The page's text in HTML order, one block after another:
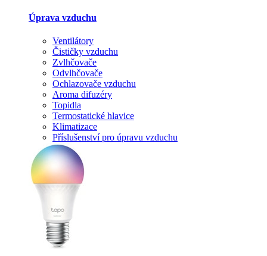
Úprava vzduchu
Ventilátory
Čističky vzduchu
Zvlhčovače
Odvlhčovače
Ochlazovače vzduchu
Aroma difuzéry
Topidla
Termostatické hlavice
Klimatizace
Příslušenství pro úpravu vzduchu